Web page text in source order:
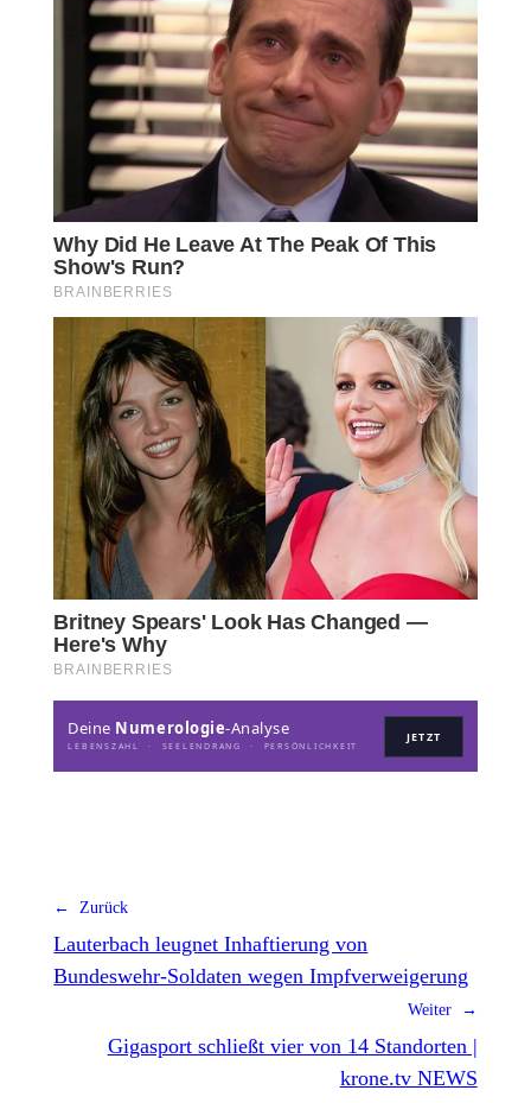
Deine Numerologie-Analyse
LEBENSZAHL · SEELENDRANG · PERSÖNLICHKEIT
JETZT
← Zurück
Lauterbach leugnet Inhaftierung von
Bundeswehr-Soldaten wegen Impfverweigerung
Weiter →
Gigasport schließt vier von 14 Standorten |
krone.tv NEWS